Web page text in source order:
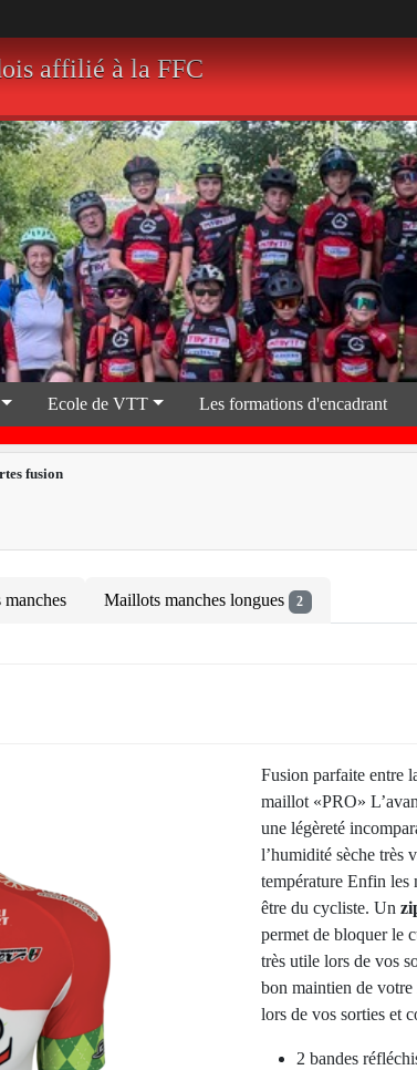
affilié à la FFC
Ecole de VTT Les formations d'encadrant
fusion
Maillots manches longues 2
Fusion parfaite entre
maillot «PRO»
une légèreté
l’humidité sèche très
température Enfin les
être du cycliste. Un
permet de bloquer le
très utile lors de vos
bon maintien de
lors de vos sorties et
2 bandes